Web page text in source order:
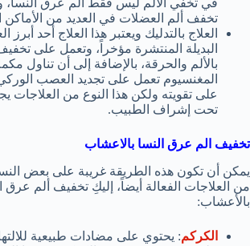
في تخفي الألم ليس فقط ألم عرق النسا،
تخفف ألم العضلات في العديد من الأماكن
العلاج بالتدليك ويعتبر هذا العلاج أحد أبرز
البديلة المنتشرة مؤخراً، وتعمل على
بالألم والحرقة، بالإضافة إلى أن تناول
المغنسيوم تعمل على تجديد العصب
على تقويته ولكن هذا النوع من العلاجات
تحت إشراف الطبيب.
تخفيف الم عرق النسا بالاعشاب
يمكن أن تكون هذه الطريقة غريبة على بعض
من العلاجات الفعالة أيضاً، إليكِ تخفيف ألم عرق
بالأعشاب:
الكركم: يحتوي على مضادات طبيعية